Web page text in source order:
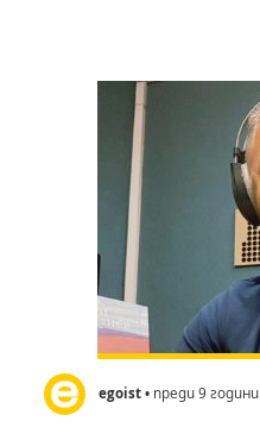
egoist• преди 9 години